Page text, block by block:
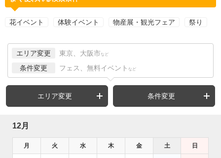
花イベント 体験イベント 物産展・観光フェア 祭り
エリア変更 東京、大阪市 など
条件変更 フェス、無料イベント など
エリア変更 条件変更
12月
月 火 水 木 金 土 日